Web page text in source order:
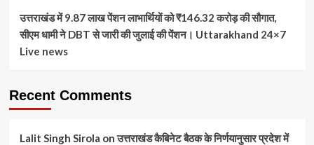
उत्तराखंड में 9.87 लाख पेंशन लाभार्थियों को ₹146.32 करोड़ की सौगात,
सीएम धामी ने DBT से जारी की जुलाई की पेंशन। Uttarakhand 24×7
Live news
Recent Comments
Lalit Singh Sirola onउत्तराखंड कैबिनेट बैठक के निर्णयानुसार प्रदेश में